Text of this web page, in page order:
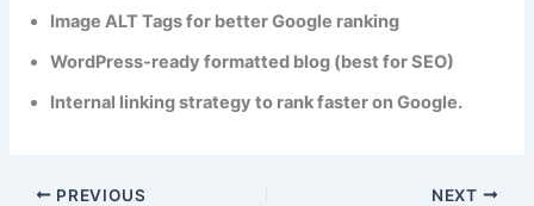
Image ALT Tags for better Google ranking
WordPress-ready formatted blog (best for SEO)
Internal linking strategy to rank faster on Google.
PREVIOUS NEXT